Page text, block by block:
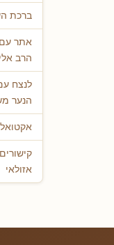
ברכת
אתר
הרב
לנצח
הנער
אזולאי